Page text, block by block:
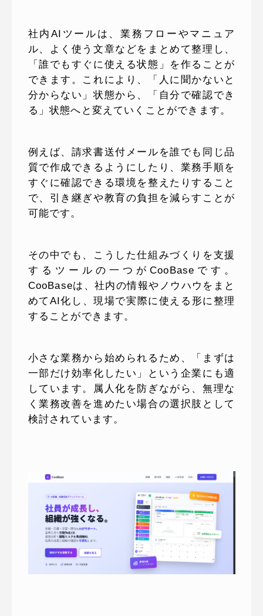
社内AIツールは、業務フローやマニュア
ル、よく使う文章などをまとめて整理し、
「誰でもすぐに使える状態」を作ることが
できます。これにより、「人に聞かないと
分からない」状態から、「自分で確認でき
る」状態へと変えていくことができます。
例えば、請求書送付メールを誰でも同じ品
質で作成できるようにしたり、業務手順を
すぐに確認できる環境を整えたりすること
で、引き継ぎや教育の負担を減らすことが
可能です。
その中でも、こうした仕組みづくりを支援
するツールの一つがCooBaseです。
CooBaseは、社内の情報やノウハウをまと
めてAI化し、現場で実際に使える形に整理
することができます。
小さな業務から始められるため、「まずは
一部だけ効率化したい」という企業にも適
しています。属人化を防ぎながら、無理な
く業務改善を進めたい場合の選択肢として
検討されています。